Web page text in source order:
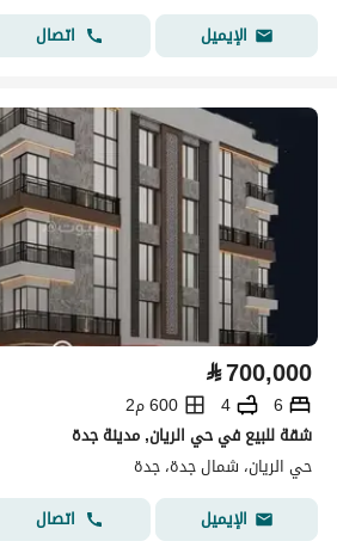
الإيميل
اتصال
⃁700,000
6
4
600 م2
شقة للبيع في حي الريان, مدينة جدة
حي الريان، شمال جدة، جدة
الإيميل
اتصال